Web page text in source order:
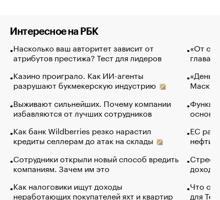
Интересное на РБК
Насколько ваш авторитет зависит от
атрибутов престижа? Тест для лидеров
Казино проиграло. Как ИИ-агенты
разрушают букмекерскую индустрию
Выживают сильнейших. Почему компании
избавляются от лучших сотрудников
Как банк Wildberries резко нарастил
кредиты селлерам до атак на склады
Сотрудники открыли новый способ вредить
компаниям. Зачем им это
Как налоговики ищут доходы
неработающих покупателей яхт и квартир
«От
глава
Маск в
основ
ЕС
нефти
Что
для